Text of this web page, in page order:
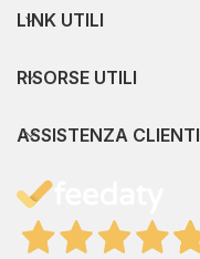
LINK UTILI
RISORSE UTILI
ASSISTENZA CLIENTI